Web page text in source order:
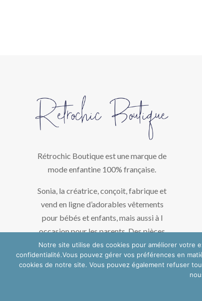
Rétrochic Boutique est une marque de
mode enfantine 100% française.
Sonia, la créatrice, conçoit, fabrique et
vend en ligne d’adorables vêtements
pour bébés et enfants, mais aussi à l
occasion pour les parents. Des pièces
uniques créées avec amour dans son
atelier de la région bordelaise.
Notre site utilise des cookies pour améliorer votre
confidentialité.Vous pouvez gérer vos préférences en
cookies de notre site. Vous pouvez également refuser